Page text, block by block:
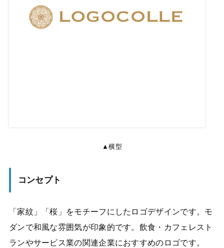
▲横型
コンセプト
「家紋」「桜」をモチーフにしたロゴデザインです。モ
ダンで和風な雰囲気が印象的です。飲食・カフェレスト
ランやサービス業の関連企業におすすめのロゴです。